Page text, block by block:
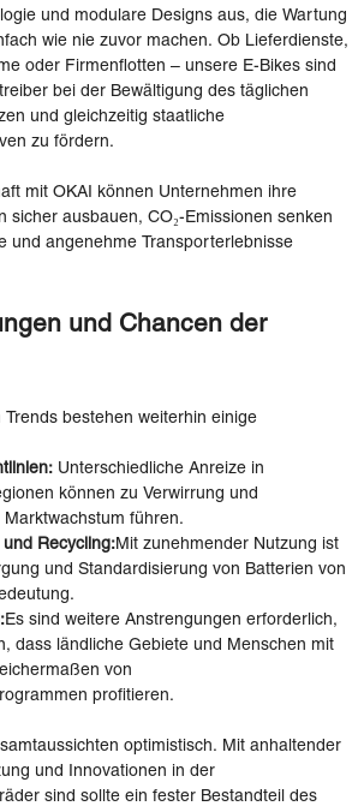
und modulare Designs aus, die Wartung
wie nie zuvor machen. Ob Lieferdienste,
oder Firmenflotten – unsere E-Bikes sind
bei der Bewältigung des täglichen
und gleichzeitig staatliche
zu fördern.
mit OKAI können Unternehmen ihre
sicher ausbauen, CO₂-Emissionen senken
und angenehme Transporterlebnisse
und Chancen der
Trends bestehen weiterhin einige
Unterschiedliche Anreize in
können zu Verwirrung und
führen.
und Recycling:Mit zunehmender Nutzung ist
und Standardisierung von Batterien von
Es sind weitere Anstrengungen erforderlich,
dass ländliche Gebiete und Menschen mit
von
profitieren.
optimistisch. Mit anhaltender
und Innovationen in der
sind sollte ein fester Bestandteil des